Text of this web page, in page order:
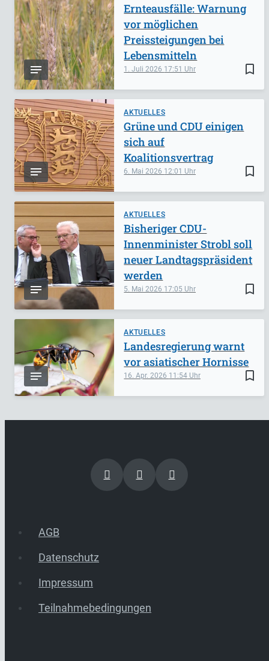
bookmark_border
1. Juli 2026 17:51
Ernteausfälle: Warnung
vor möglichen
Preissteigungen bei
Lebensmitteln
AKTUELLES
bookmark_border
6. Mai 2026 12:01
Grüne und CDU einigen
sich auf
Koalitionsvertrag
AKTUELLES
bookmark_border
5. Mai 2026 17:05
Bisheriger CDU-
Innenminister Strobl soll
neuer Landtagspräsident
werden
AKTUELLES
bookmark_border
16. Apr. 2026 11:54
Landesregierung warnt
vor asiatischer Hornisse
AGB
Datenschutz
Impressum
Teilnahmebedingungen